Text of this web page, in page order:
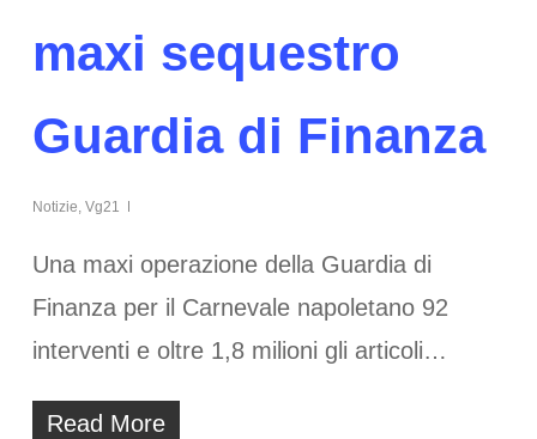
maxi sequestro
Guardia di Finanza
Notizie Vg21
Una maxi operazione della Guardia di
Finanza per il Carnevale napoletano 92
interventi e oltre 1,8 milioni gli articoli…
Read More